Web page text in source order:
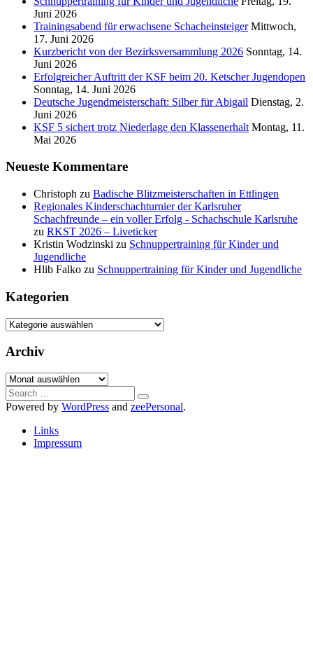
Juni 2026
Trainingsabend für erwachsene Schacheinsteiger Mittwoch,
17. Juni 2026
Kurzbericht von der Bezirksversammlung 2026 Sonntag, 14.
Juni 2026
Erfolgreicher Auftritt der KSF beim 20. Ketscher Jugendopen
Sonntag, 14. Juni 2026
Deutsche Jugendmeisterschaft: Silber für Abigail Dienstag, 2.
Juni 2026
KSF 5 sichert trotz Niederlage den Klassenerhalt Montag, 11.
Mai 2026
Neueste Kommentare
Christoph zu Badische Blitzmeisterschaften in Ettlingen
Regionales Kinderschachturnier der Karlsruher
Schachfreunde – ein voller Erfolg - Schachschule Karlsruhe
zu RKST 2026 – Liveticker
Kristin Wodzinski zu Schnuppertraining für Kinder und
Jugendliche
Hlib Falko zu Schnuppertraining für Kinder und Jugendliche
Kategorien
Kategorien
Archiv
Archiv
Search
for:
Powered by WordPress and zeePersonal.
Links
Impressum